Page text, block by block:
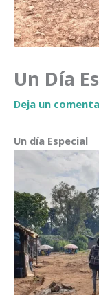
Un Día
Deja un
Un día Especial